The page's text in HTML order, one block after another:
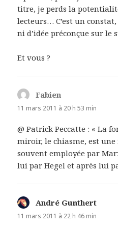
titre, je perds la
lecteurs… C’est un
ni d’idée préconçue sur le
Et vous ?
Fabien
11 mars 2011 à 20 h 53 min
@ Patrick Peccatte : « La
miroir, le chiasme, est
souvent employée par
lui par Hegel et après lui
André Gunthert
11 mars 2011 à 22 h 46 min